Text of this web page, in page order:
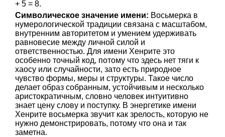
+ 5 = 8.
Символическое значение имени: Восьмерка в
нумерологической традиции связана с масштабом,
внутренним авторитетом и умением удерживать
равновесие между личной силой и
ответственностью. Для имени Хенрите это
особенно точный код, потому что здесь нет тяги к
хаосу или случайности, зато есть природное
чувство формы, меры и структуры. Такое число
делает образ собранным, устойчивым и несколько
аристократичным, словно человек интуитивно
знает цену слову и поступку. В энергетике имени
Хенрите восьмерка звучит как зрелость, которую не
нужно демонстрировать, потому что она и так
заметна.